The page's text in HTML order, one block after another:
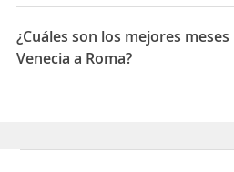
La duración media para viajar
01:08
¿Cuáles son los mejores
Venecia a Roma?